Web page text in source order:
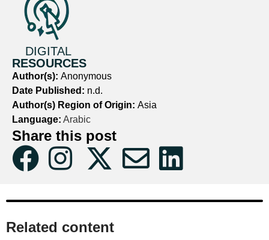
DIGITAL
RESOURCES
Author(s): Anonymous
Date Published: n.d.
Author(s) Region of Origin: Asia
Language: Arabic
Share this post
Related content​